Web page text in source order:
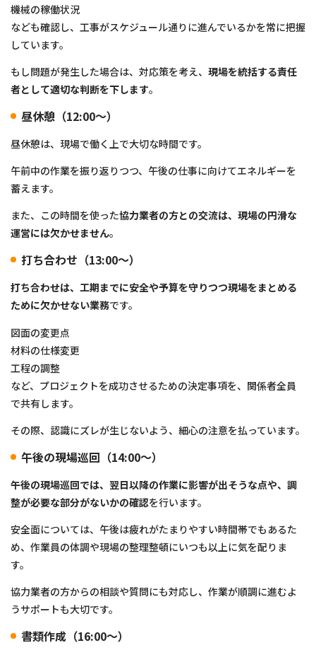
機械の稼働状況
なども確認し、工事がスケジュール通りに進んでいるかを常に把握
しています。
もし問題が発生した場合は、対応策を考え、 現場を統括する責任
者として適切な判断を下します。
昼休憩（12:00〜）
昼休憩は、現場で働く上で大切な時間です。
午前中の作業を振り返りつつ、午後の仕事に向けてエネルギーを
蓄えます。
また、この時間を使った協力業者の方との交流は、現場の円滑な
運営には欠かせません。
打ち合わせ（13:00〜）
打ち合わせは、工期までに安全や予算を守りつつ現場をまとめる
ために欠かせない業務です。
図面の変更点
材料の仕様変更
工程の調整
など、プロジェクトを成功させるための決定事項を、関係者全員
で共有します。
その際、認識にズレが生じないよう、細心の注意を払っています。
午後の現場巡回（14:00〜）
午後の現場巡回では、翌日以降の作業に影響が出そうな点や、調
整が必要な部分がないかの確認を行います。
安全面については、午後は疲れがたまりやすい時間帯でもあるた
め、作業員の体調や現場の整理整頓にいつも以上に気を配りま
す。
協力業者の方からの相談や質問にも対応し、作業が順調に進むよ
うサポートも大切です。
書類作成（16:00〜）